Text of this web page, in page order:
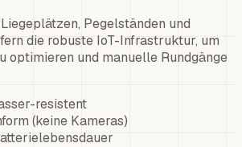
Pegelständen und
die robuste IoT-Infrastruktur, um
optimieren und manuelle Rundgänge
resistent
(keine Kameras)